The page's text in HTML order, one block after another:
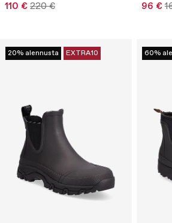
110 € 220 € 96 €
20% alennusta EXTRA10 60%